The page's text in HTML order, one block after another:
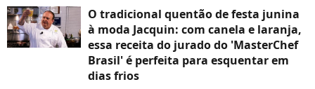
O tradicional quentão de festa junina
à moda Jacquin: com canela e laranja,
essa receita do jurado do 'MasterChef
Brasil' é perfeita para esquentar em
dias frios